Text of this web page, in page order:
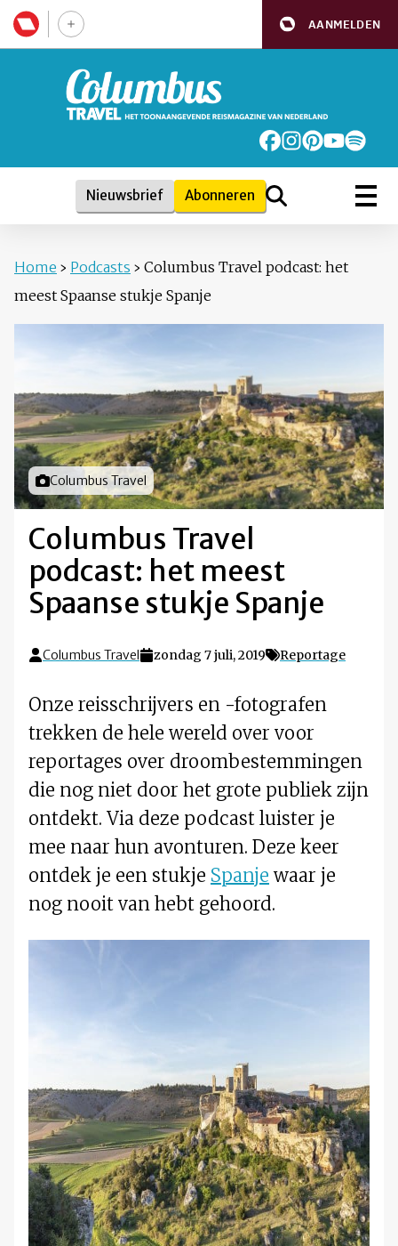
AANMELDEN
Nieuwsbrief Abonneren
Home › Podcasts › Columbus Travel podcast: het
meest Spaanse stukje Spanje
Foto door
Columbus Travel
Columbus Travel
podcast: het meest
Spaanse stukje Spanje
Columbus Travel zondag 7 juli, 2019 Reportage
Onze reisschrijvers en -fotografen
trekken de hele wereld over voor
reportages over droombestemmingen
die nog niet door het grote publiek zijn
ontdekt. Via deze podcast luister je
mee naar hun avonturen. Deze keer
ontdek je een stukje Spanje waar je
nog nooit van hebt gehoord.